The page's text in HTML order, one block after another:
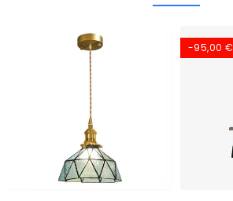
-95,00 €